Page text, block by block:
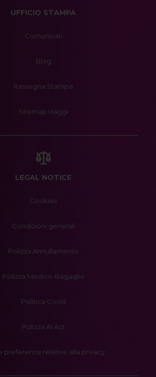
UFFICIO STAMPA
Comunicati
Blog
Rassegna Stampa
Sitemap viaggi
LEGAL NOTICE
Cookies
Condizioni generali
Polizza Annullamento
Polizza Medico-Bagaglio
Politica Covid
Polizza AI Act
preferenze relative alla privacy